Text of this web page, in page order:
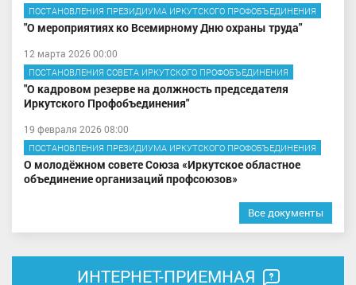
ПОСТАНОВЛЕНИЯ ПРЕЗИДИУМА ИРКУТСКОГО ПРОФОБЪЕДИНЕНИЯ
"О мероприятиях ко Всемирному Дню охраны труда"
12 марта 2026 00:00
ПОСТАНОВЛЕНИЯ СОВЕТА ИРКУТСКОГО ПРОФОБЪЕДИНЕНИЯ
"О кадровом резерве на должность председателя
Иркутского Профобъединения"
19 февраля 2026 08:00
ПОСТАНОВЛЕНИЯ ПРЕЗИДИУМА ИРКУТСКОГО ПРОФОБЪЕДИНЕНИЯ
О молодёжном совете Союза «Иркутское областное
объединение организаций профсоюзов»
Все документы
ИНТЕРНЕТ-ПРИЕМНАЯ